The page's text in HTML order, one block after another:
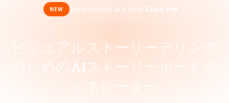
NEW Story-boards.ai is now Ciaro Pro
ビジュアルストーリーテリング
のためのAIストーリーボードジ
ェネレーター